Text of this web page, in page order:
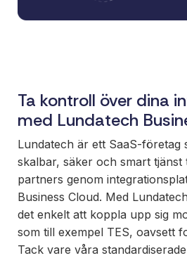
marknader,
ni äger
affären, vi
bygger och
underhåller.
Ta kontroll över dina
med Lundatech
Lundatech är ett SaaS-företag
skalbar, säker och smart
partners genom
Business Cloud. Med
det enkelt att koppla upp sig
som till exempel TES, oavsett
Tack vare våra